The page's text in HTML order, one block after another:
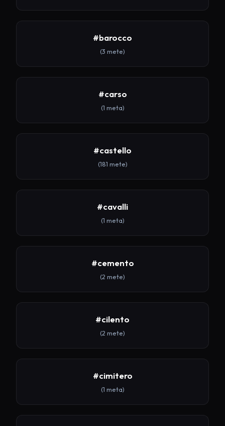
#barocco
(3 mete)
#carso
(1 meta)
#castello
(181 mete)
#cavalli
(1 meta)
#cemento
(2 mete)
#cilento
(2 mete)
#cimitero
(1 meta)